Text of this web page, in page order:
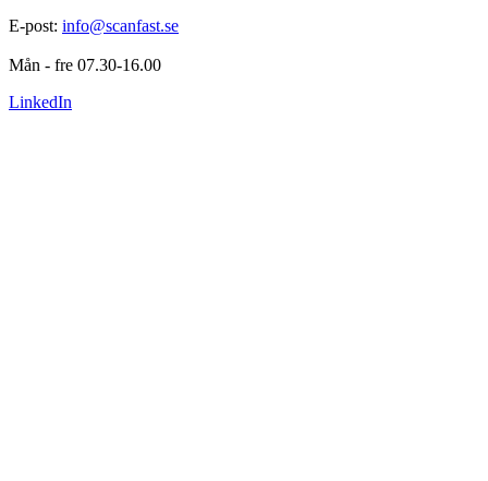
E-post: info@scanfast.se
Mån - fre 07.30-16.00
LinkedIn